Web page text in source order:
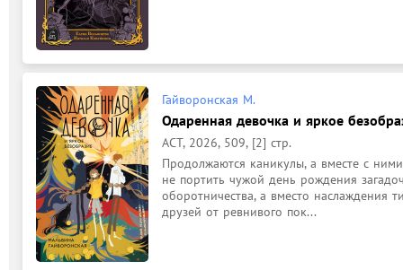
Гайворонская М.
Одаренная девочка и яркое
АСТ, 2026, 509, [2] стр.
Продолжаются каникулы, а вместе с
не портить чужой день рождения
оборотничества, а вместо наслаждения
друзей от ревнивого пок...